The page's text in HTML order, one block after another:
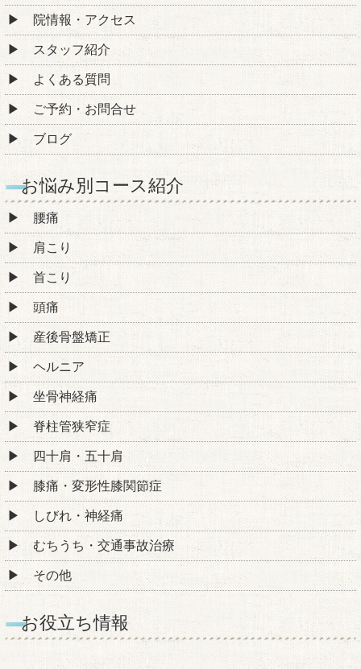
院情報・アクセス
スタッフ紹介
よくある質問
ご予約・お問合せ
ブログ
お悩み別コース紹介
腰痛
肩こり
首こり
頭痛
産後骨盤矯正
ヘルニア
坐骨神経痛
脊柱管狭窄症
四十肩・五十肩
膝痛・変形性膝関節症
しびれ・神経痛
むちうち・交通事故治療
その他
お役立ち情報